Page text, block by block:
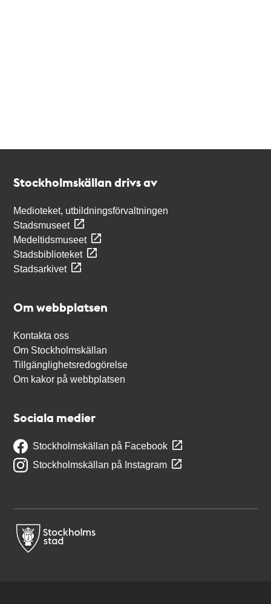
Stockholmskällan drivs av
Medioteket, utbildningsförvaltningen
Stadsmuseet
Medeltidsmuseet
Stadsbiblioteket
Stadsarkivet
Om webbplatsen
Kontakta oss
Om Stockholmskällan
Tillgänglighetsredogörelse
Om kakor på webbplatsen
Sociala medier
Stockholmskällan på Facebook
Stockholmskällan på Instagram